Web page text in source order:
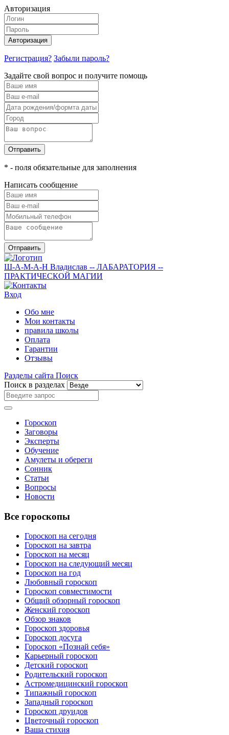
Авторизация
Авторизация
Регистрация? Забыли пароль?
Задайте свой вопрос и получите помощь
Отправить
* - поля обязательные для заполнения
Написать сообщение
Отправить
Ш-А-М-А-Н Владислав -- ЛАБАРАТОРИЯ --
ПРАКТИЧЕСКОЙ МАГИИ
Вход
Обо мне
Мои контакты
правила школы
Оплата
Гарантии
Отзывы
Разделы сайта Поиск
Поиск в разделах
Гороскоп
Заговоры
Эксперты
Обучение
Амулеты и обереги
Сонник
Статьи
Вопросы
Новости
Все гороскопы
Гороскоп на сегодня
Гороскоп на завтра
Гороскоп на месяц
Гороскоп на следующий месяц
Гороскоп на год
Любовный гороскоп
Гороскоп совместимости
Общий обзорный гороскоп
Женский гороскоп
Обзор знаков
Гороскоп здоровья
Гороскоп досуга
Гороскоп «Познай себя»
Карьерный гороскоп
Детский гороскоп
Родительский гороскоп
Астромедицинский гороскоп
Типажный гороскоп
Западный гороскоп
Гороскоп друидов
Цветочный гороскоп
Ваша стихия